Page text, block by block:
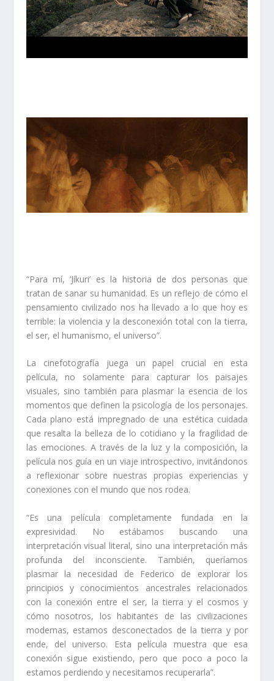
“Para mí, ‘Jíkuri’ es la historia de dos personas que
tratan de sanar su humanidad. Es un reflejo de cómo el
pensamiento civilizado nos ha llevado a lo que hoy es
terrible: la violencia y la desconexión total con la tierra,
el ser, el humanismo, el universo”.
La cinefotografía juega un papel crucial en esta
película, no solamente para capturar los paisajes
visuales, sino también para plasmar la esencia de los
momentos que definen la psicología de los personajes.
Cada plano está impregnado de una estética cuidada
que resalta la belleza de lo cotidiano y la fragilidad de
las emociones. A través de la luz y la composición, la
película nos guía en un viaje introspectivo, invitándonos
a reflexionar sobre nuestras propias experiencias y
conexiones con el mundo que nos rodea.
“Es una película completamente fundada en la
expresividad. No estábamos buscando una
interpretación visual literal, sino una interpretación más
profunda del inconsciente. También, queríamos
plasmar la necesidad de Federico de explorar los
principios y conocimientos ancestrales relacionados
con la conexión entre el ser, la tierra y el cosmos y
cómo nosotros, los habitantes de las civilizaciones
modernas, estamos desconectados de la tierra y por
ende, del universo. Esta película muestra que esa
conexión sigue existiendo, pero que poco a poco la
estamos perdiendo y necesitamos recuperarla”.